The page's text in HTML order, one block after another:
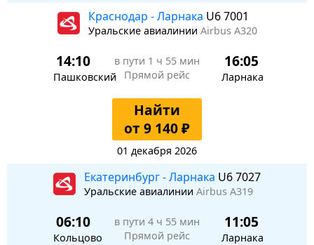
Краснодар - Ларнака U6 7001
Уральские авиалинии Airbus A320
14:10
Пашковский
в пути 1 ч 55 мин
Прямой рейс
16:05
Ларнака
Найти
от 9 140 ₽
01 декабря 2026
Екатеринбург - Ларнака U6 7027
Уральские авиалинии Airbus A319
06:10
Кольцово
в пути 4 ч 55 мин
Прямой рейс
11:05
Ларнака